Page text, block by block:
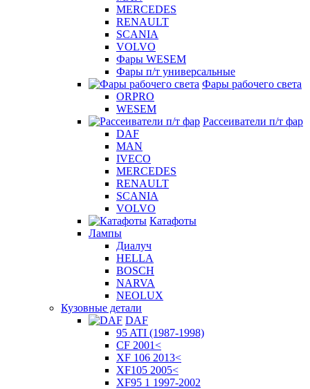
MERCEDES
RENAULT
SCANIA
VOLVO
Фары WESEM
Фары п/т универсальные
Фары рабочего света
ORPRO
WESEM
Рассеиватели п/т фар
DAF
MAN
IVECO
MERCEDES
RENAULT
SCANIA
VOLVO
Катафоты
Лампы
Диалуч
HELLA
BOSCH
NARVA
NEOLUX
Кузовные детали
DAF
95 ATI (1987-1998)
CF 2001<
XF 106 2013<
XF105 2005<
XF95 1 1997-2002